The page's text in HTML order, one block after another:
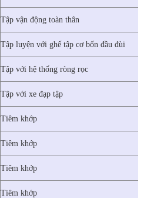
Tập vận động toàn thân
Tập luyện với ghế tập cơ bốn đầu đùi
Tập với hệ thống ròng rọc
Tập với xe đạp tập
Tiêm khớp
Tiêm khớp
Tiêm khớp
Tiêm khớp